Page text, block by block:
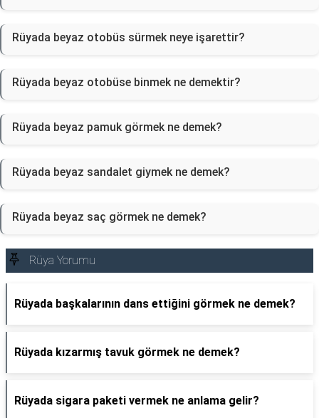
Rüyada beyaz otobüs sürmek neye işarettir?
Rüyada beyaz otobüse binmek ne demektir?
Rüyada beyaz pamuk görmek ne demek?
Rüyada beyaz sandalet giymek ne demek?
Rüyada beyaz saç görmek ne demek?
Rüya Yorumu
Rüyada başkalarının dans ettiğini görmek ne demek?
Rüyada kızarmış tavuk görmek ne demek?
Rüyada sigara paketi vermek ne anlama gelir?